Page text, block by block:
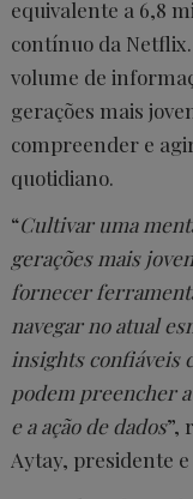
equivalente a 6,8
contínuo da
volume de
gerações mais
compreender e
quotidiano.
“Cultivar uma
gerações mais
fornecer
navegar no atual
insights confiáveis
podem preencher
e a ação de dados”,
Aytay, presidente e